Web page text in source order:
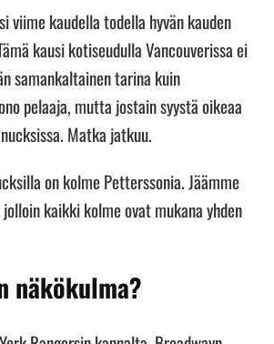
viime kaudella todella hyvän kauden
kausi kotiseudulla Vancouverissa ei
samankaltainen tarina kuin
pelaaja, mutta jostain syystä oikeaa
Matka jatkuu.
on kolme Petterssonia. Jäämme
kaikki kolme ovat mukana yhden
näkökulma?